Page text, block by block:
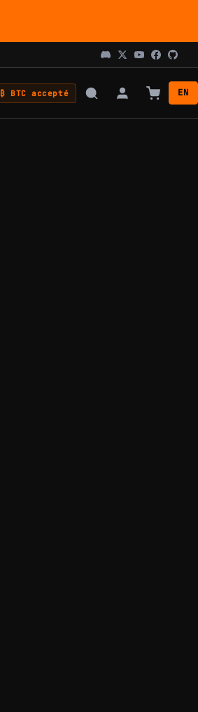
₿ BTC accepté EN